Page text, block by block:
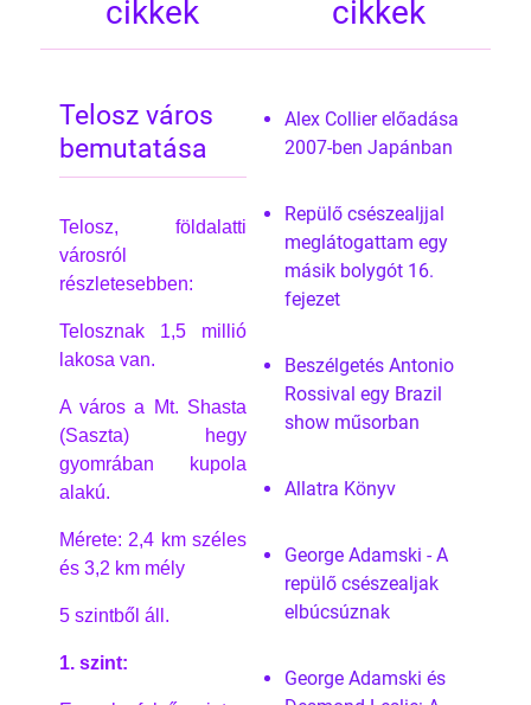
cikkek
Telosz város
bemutatása
Telosz, földalatti
városról
részletesebben:
Telosznak 1,5 millió
lakosa van.
A város a Mt. Shasta
(Saszta) hegy
gyomrában kupola
alakú.
Mérete: 2,4 km széles
és 3,2 km mély
5 szintből áll.
1. szint:
cikkek
Alex Collier előadása
2007-ben Japánban
Repülő csészealjjal
meglátogattam egy
másik bolygót 16.
fejezet
Beszélgetés Antonio
Rossival egy Brazil
show műsorban
Allatra Könyv
George Adamski - A
repülő csészealjak
elbúcsúznak
George Adamski és